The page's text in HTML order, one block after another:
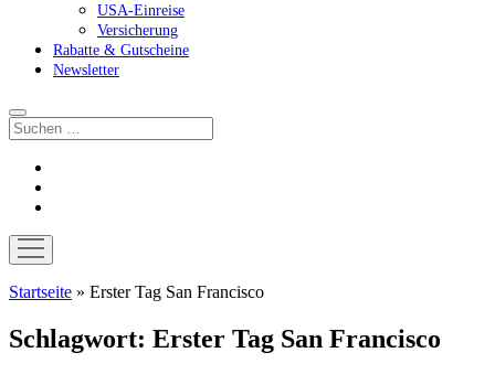
USA-Einreise
Versicherung
Rabatte & Gutscheine
Newsletter
Suchen
Menü
öffnen
Startseite » Erster Tag San Francisco
Schlagwort: Erster Tag San Francisco